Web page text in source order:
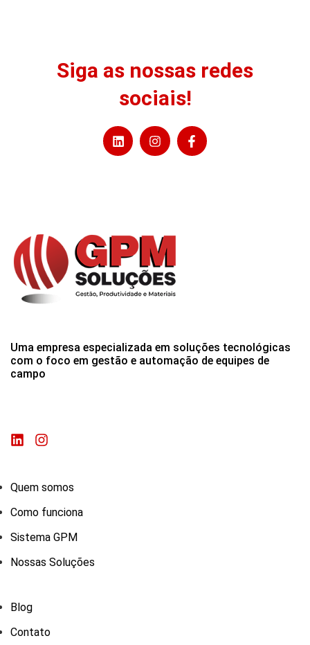
Siga as nossas redes
sociais!
Uma empresa especializada em soluções tecnológicas
com o foco em gestão e automação de equipes de
campo
Quem somos
Como funciona
Sistema GPM
Nossas Soluções
Blog
Contato